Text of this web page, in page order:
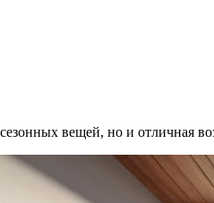
вещей, но и отличная